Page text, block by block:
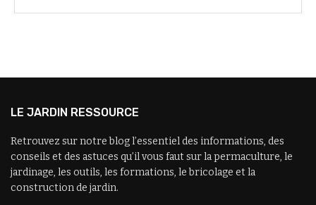
LE JARDIN RESSOURCE
Retrouvez sur notre blog l’essentiel des informations, des
conseils et des astuces qu’il vous faut sur la permaculture, le
jardinage, les outils, les formations, le bricolage et la
construction de jardin.